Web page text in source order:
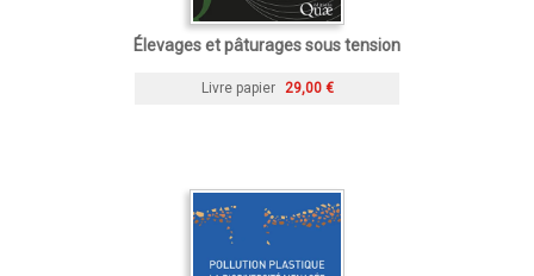
Élevages et pâturages sous tension
Livre papier 29,00 €